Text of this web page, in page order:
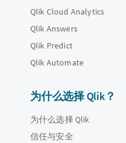
Qlik Cloud Analytics
Qlik Answers
Qlik Predict
Qlik Automate
为什么选择 Qlik？
为什么选择 Qlik
信任与安全